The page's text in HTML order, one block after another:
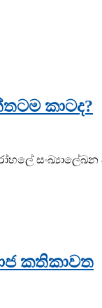
කාටද?
කතිකාවත